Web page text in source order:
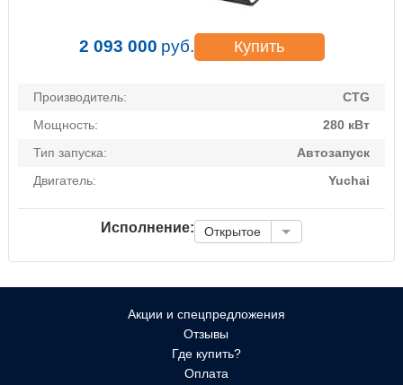
2 093 000 руб. Купить
Производитель:
CTG
Мощность:
280 кВт
Тип запуска:
Автозапуск
Двигатель:
Yuchai
Исполнение: Открытое
Акции и спецпредложения
Отзывы
Где купить?
Оплата